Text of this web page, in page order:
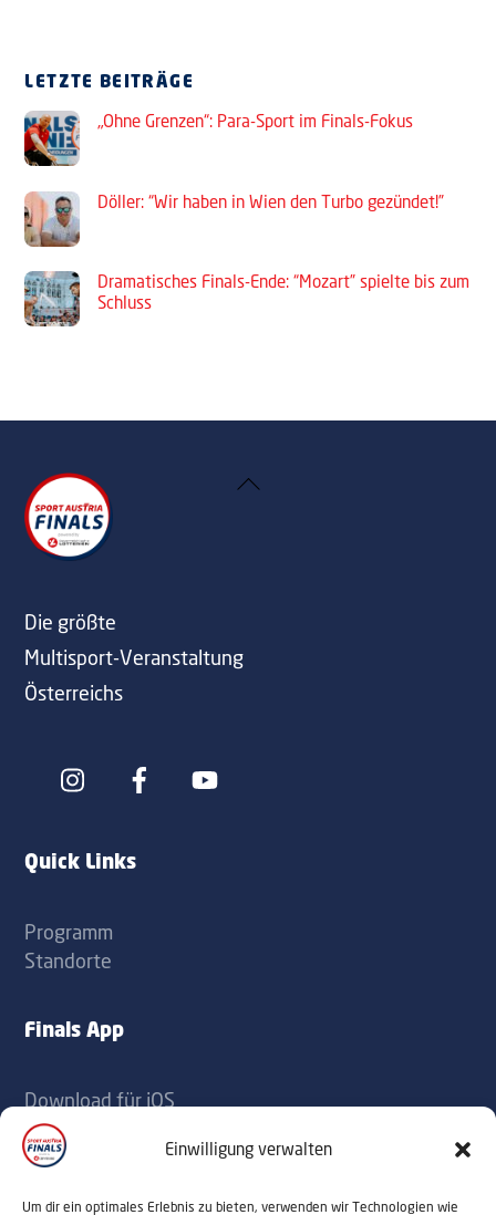
Einwilligung verwalten
Um dir ein optimales Erlebnis zu bieten, verwenden wir Technologien wie
LETZTE BEITRÄGE
„Ohne Grenzen“: Para-Sport im Finals-Fokus
Döller: “Wir haben in Wien den Turbo gezündet!”
Dramatisches Finals-Ende: “Mozart” spielte bis zum
Schluss
Back
Die größte
Multisport-Veranstaltung
Österreichs
Icon
Icon
Quick Links
Programm
Standorte
Finals App
Download für iOS
Download für Android
Kontakt